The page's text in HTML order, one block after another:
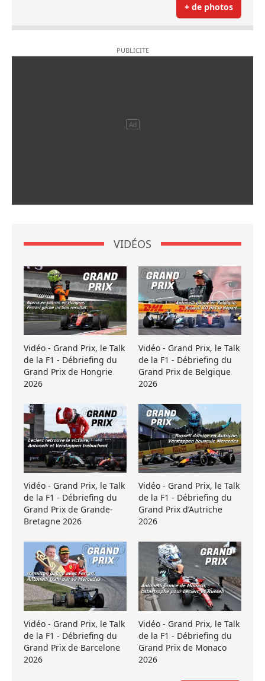
+ de photos
VIDÉOS
Vidéo - Grand Prix, le Talk
de la F1 - Débriefing du
Grand Prix de Hongrie
2026
Vidéo - Grand Prix, le Talk
de la F1 - Débriefing du
Grand Prix de Belgique
2026
Vidéo - Grand Prix, le Talk
de la F1 - Débriefing du
Grand Prix de Grande-
Bretagne 2026
Vidéo - Grand Prix, le Talk
de la F1 - Débriefing du
Grand Prix d’Autriche
2026
Vidéo - Grand Prix, le Talk
de la F1 - Débriefing du
Grand Prix de Barcelone
2026
Vidéo - Grand Prix, le Talk
de la F1 - Débriefing du
Grand Prix de Monaco
2026